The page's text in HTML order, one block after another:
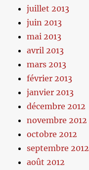
juillet 2013
juin 2013
mai 2013
avril 2013
mars 2013
février 2013
janvier 2013
décembre 2012
novembre 2012
octobre 2012
septembre 2012
août 2012